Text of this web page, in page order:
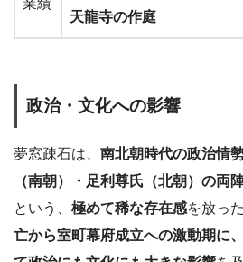
業績
天龍寺の作庭
政治・文化への影響
夢窓疎石は、 南北朝時代の政治情
（南朝）・足利尊氏（北朝）の両
という、 極めて稀な存在感を放っ
亡から室町幕府成立への激動期に